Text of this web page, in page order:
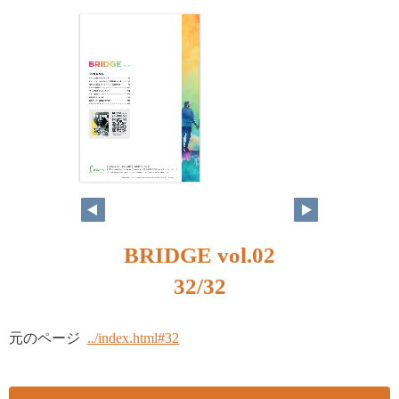
BRIDGE vol.02
32/32
元のページ ../index.html#32